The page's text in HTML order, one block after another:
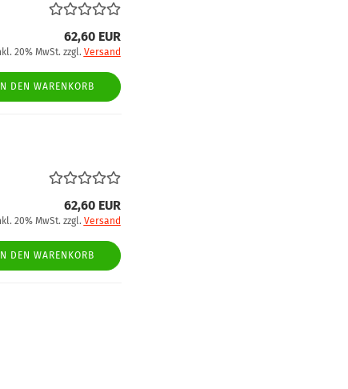
62,60 EUR
20% MwSt. zzgl. Versand
IN DEN WARENKORB
62,60 EUR
20% MwSt. zzgl. Versand
IN DEN WARENKORB